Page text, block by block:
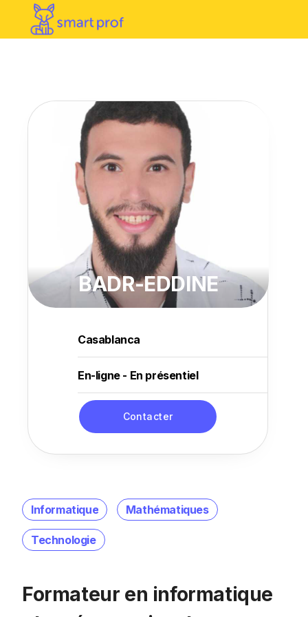
Informatique Mathématiques
Technologie
Formateur en informatique
BADR-EDDINE
Casablanca
En-ligne - En présentiel
Contacter